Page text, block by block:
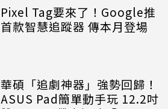
Pixel Tag要來了！Google推
首款智慧追蹤器 傳本月登場
華碩「追劇神器」強勢回歸！
ASUS Pad簡單動手玩 12.2吋